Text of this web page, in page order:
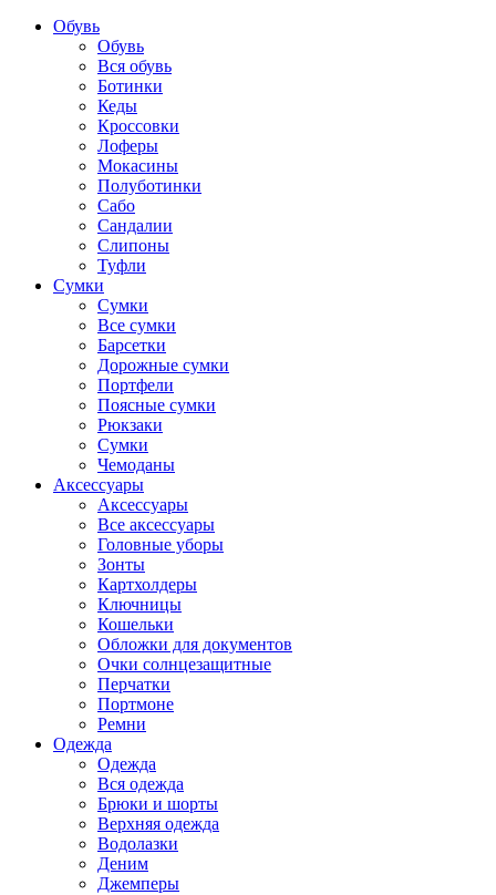
Обувь
Обувь
Вся обувь
Ботинки
Кеды
Кроссовки
Лоферы
Мокасины
Полуботинки
Сабо
Сандалии
Слипоны
Туфли
Сумки
Сумки
Все сумки
Барсетки
Дорожные сумки
Портфели
Поясные сумки
Рюкзаки
Сумки
Чемоданы
Аксессуары
Аксессуары
Все аксессуары
Головные уборы
Зонты
Картхолдеры
Ключницы
Кошельки
Обложки для документов
Очки солнцезащитные
Перчатки
Портмоне
Ремни
Одежда
Одежда
Вся одежда
Брюки и шорты
Верхняя одежда
Водолазки
Деним
Джемперы